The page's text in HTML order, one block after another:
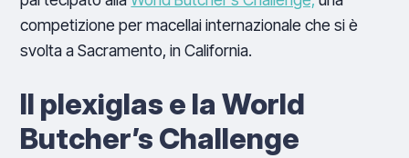
competizione per macellai internazionale che si è
svolta a Sacramento, in California.
Il plexiglas e la World
Butcher’s Challenge